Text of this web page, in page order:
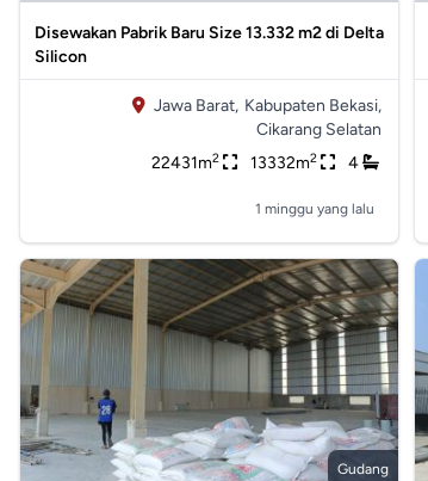
Disewakan Pabrik Baru Size 13.332 m2 di Delta
Silicon
Jawa Barat, Kabupaten Bekasi,
Cikarang Selatan
22431m2 13332m2 4
1 minggu yang lalu
Gudang